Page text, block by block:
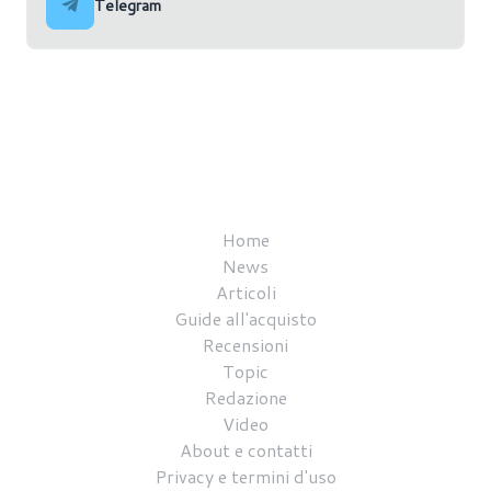
Telegram
Home
News
Articoli
Guide all'acquisto
Recensioni
Topic
Redazione
Video
About e contatti
Privacy e termini d'uso